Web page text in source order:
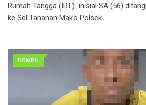
Rumah Tangga (IRT) inisial SA (56)
ke Sel Tahanan Mako Polsek…
DOMPU